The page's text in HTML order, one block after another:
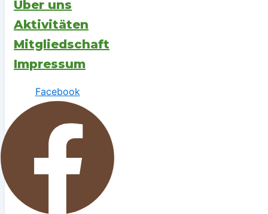
Über uns
Aktivitäten
Mitgliedschaft
Impressum
Facebook